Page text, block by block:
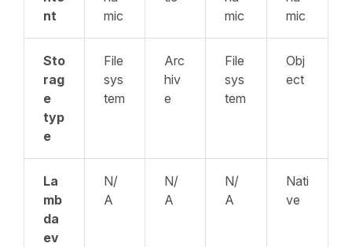
nt
mic
mic
mic
Sto
rag
e
typ
e
File
sys
tem
Arc
hiv
e
File
sys
tem
Obj
ect
La
mb
da
ev
N/
A
N/
A
N/
A
Nati
ve